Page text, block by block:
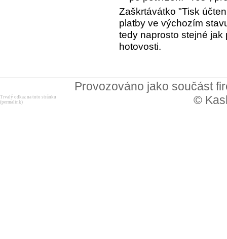
Zaškrtávátko "Tisk
platby ve výchozím
tedy naprosto stejné jak
hotovosti.
Provozováno jako součást
©
Trvalý odkaz na tuto stránku
(permalink)